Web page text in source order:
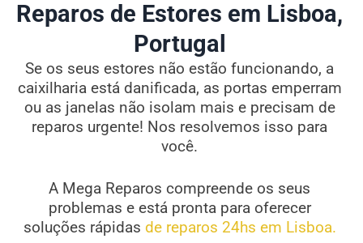
Reparos de Estores em Lisboa,
Portugal
Se os seus estores não estão funcionando, a
caixilharia está danificada, as portas emperram
ou as janelas não isolam mais e precisam de
reparos urgente! Nos resolvemos isso para
você.
A Mega Reparos compreende os seus
problemas e está pronta para oferecer
soluções rápidas de reparos 24hs em Lisboa.